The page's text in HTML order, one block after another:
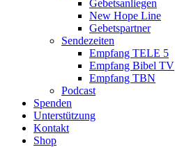
Gebetsanliegen
New Hope Line
Gebetspartner
Sendezeiten
Empfang TELE 5
Empfang Bibel TV
Empfang TBN
Podcast
Spenden
Unterstützung
Kontakt
Shop